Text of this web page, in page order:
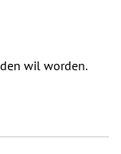
wil worden.